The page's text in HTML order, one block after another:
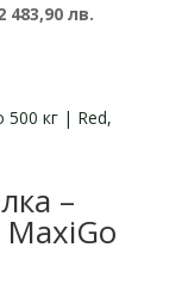
483,90 лв.Текущата
270,00 €
–